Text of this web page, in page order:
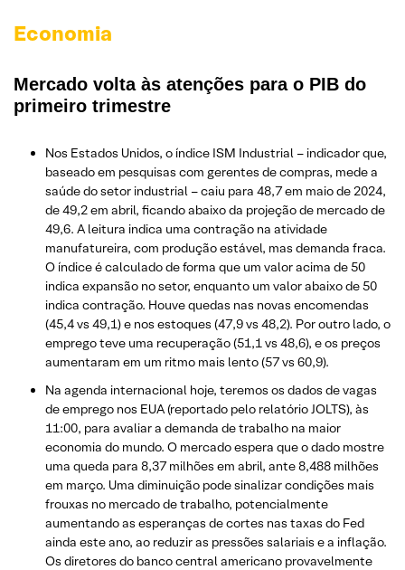
Economia
Mercado volta às atenções para o PIB do
primeiro trimestre
Nos Estados Unidos, o índice ISM Industrial – indicador que,
baseado em pesquisas com gerentes de compras, mede a
saúde do setor industrial – caiu para 48,7 em maio de 2024,
de 49,2 em abril, ficando abaixo da projeção de mercado de
49,6. A leitura indica uma contração na atividade
manufatureira, com produção estável, mas demanda fraca.
O índice é calculado de forma que um valor acima de 50
indica expansão no setor, enquanto um valor abaixo de 50
indica contração. Houve quedas nas novas encomendas
(45,4 vs 49,1) e nos estoques (47,9 vs 48,2). Por outro lado, o
emprego teve uma recuperação (51,1 vs 48,6), e os preços
aumentaram em um ritmo mais lento (57 vs 60,9).
Na agenda internacional hoje, teremos os dados de vagas
de emprego nos EUA (reportado pelo relatório JOLTS), às
11:00, para avaliar a demanda de trabalho na maior
economia do mundo. O mercado espera que o dado mostre
uma queda para 8,37 milhões em abril, ante 8,488 milhões
em março. Uma diminuição pode sinalizar condições mais
frouxas no mercado de trabalho, potencialmente
aumentando as esperanças de cortes nas taxas do Fed
ainda este ano, ao reduzir as pressões salariais e a inflação.
Os diretores do banco central americano provavelmente